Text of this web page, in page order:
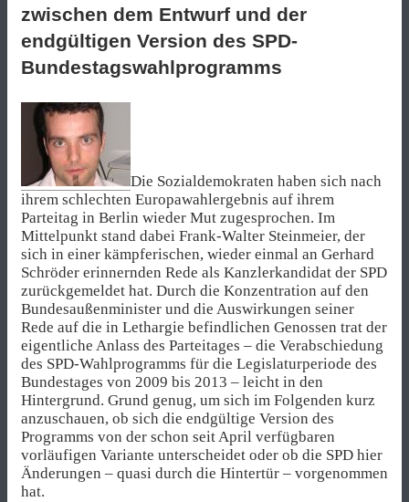
zwischen dem Entwurf und der
endgültigen Version des SPD-
Bundestagswahlprogramms
Die Sozialdemokraten haben sich nach
ihrem schlechten Europawahlergebnis auf ihrem
Parteitag in Berlin wieder Mut zugesprochen. Im
Mittelpunkt stand dabei Frank-Walter Steinmeier, der
sich in einer kämpferischen, wieder einmal an Gerhard
Schröder erinnernden Rede als Kanzlerkandidat der SPD
zurückgemeldet hat. Durch die Konzentration auf den
Bundesaußenminister und die Auswirkungen seiner
Rede auf die in Lethargie befindlichen Genossen trat der
eigentliche Anlass des Parteitages – die Verabschiedung
des SPD-Wahlprogramms für die Legislaturperiode des
Bundestages von 2009 bis 2013 – leicht in den
Hintergrund. Grund genug, um sich im Folgenden kurz
anzuschauen, ob sich die endgültige Version des
Programms von der schon seit April verfügbaren
vorläufigen Variante unterscheidet oder ob die SPD hier
Änderungen – quasi durch die Hintertür – vorgenommen
hat.